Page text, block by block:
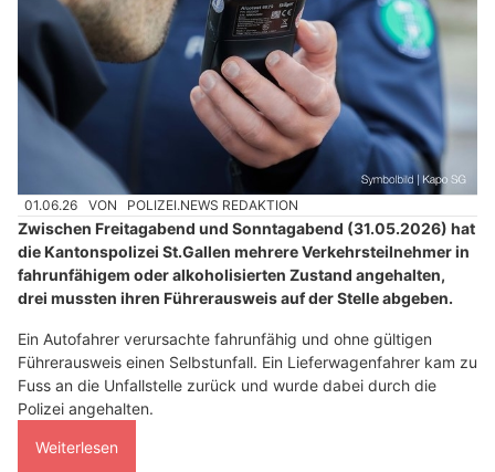
01.06.26 VON POLIZEI.NEWS REDAKTION
Zwischen Freitagabend und Sonntagabend (31.05.2026) hat
die Kantonspolizei St.Gallen mehrere Verkehrsteilnehmer in
fahrunfähigem oder alkoholisierten Zustand angehalten,
drei mussten ihren Führerausweis auf der Stelle abgeben.
Ein Autofahrer verursachte fahrunfähig und ohne gültigen
Führerausweis einen Selbstunfall. Ein Lieferwagenfahrer kam zu
Fuss an die Unfallstelle zurück und wurde dabei durch die
Polizei angehalten.
Weiterlesen